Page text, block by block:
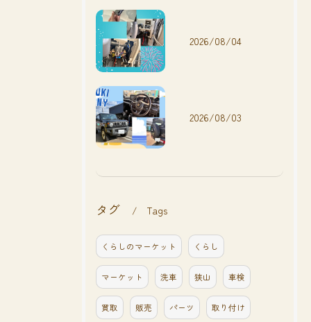
2026/08/04
2026/08/03
タグ Tags
くらしのマーケット くらし
マーケット 洗車 狭山 車検
買取 販売 パーツ 取り付け